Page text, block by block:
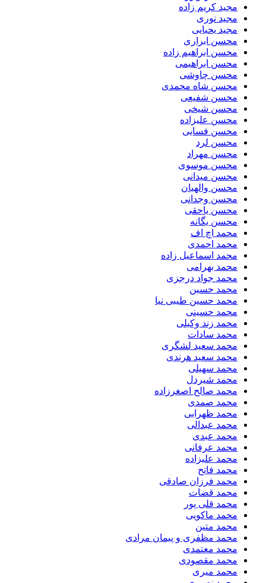
مجید کریم زاده
مجید نوری
مجید یحیایی
محسن ابراری
محسن ابراهیم زاده
محسن ابراهیمی
محسن چاوشی
محسن شاه محمدی
محسن شفیعی
محسن شیخی
محسن علیزاده
محسن فسایی
محسن لرد
محسن مهراد
محسن موسوی
محسن میدانی
محسن والهیان
محسن وجدانی
محسن یاحقی
محسن یگانه
محمد اچ اف
محمد احمدی
محمد اسماعیل زاده
محمد بهرامی
محمد جواد درجزی
محمد حسین
محمد حسین طیبی نیا
محمد حسینی
محمد زند وکیلی
محمد سادات
محمد سعید لشگری
محمد سعید هرندی
محمد سهیلی
​محمد شیردل
محمد صالح اصغرزاده
محمد صمدی
محمد ظهرابی
محمد عبدالی
محمد عبدی
محمد عرفانی
محمد علیزاده
محمد فاتح
محمد فرزان صادقی
محمد قضات
محمد قلی پور
محمد ماکویی
محمد متین
محمد مظفری و پیمان مرادی
محمد معتمدی
محمد مقصودی
محمد میری